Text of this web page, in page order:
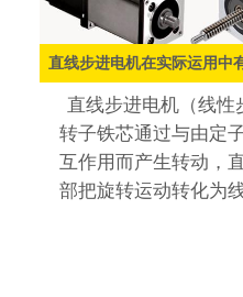
直线步进电机在实际运用中
直线步进电机（线性
转子铁芯通过与由定
互作用而产生转动，
部把旋转运动转化为